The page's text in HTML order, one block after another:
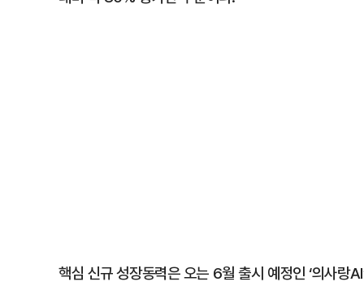
핵심 신규 성장동력은 오는 6월 출시 예정인 ‘의사